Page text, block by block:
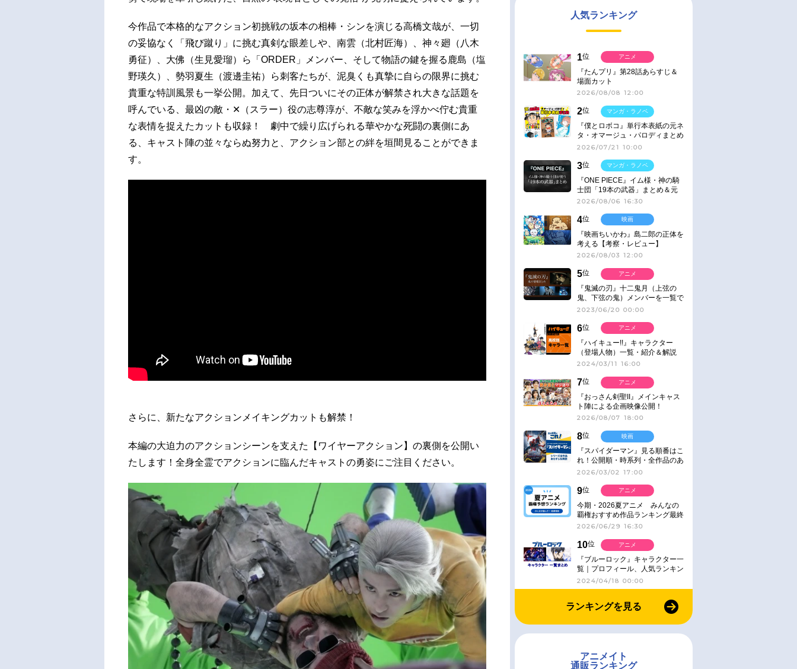
今作品で本格的なアクション初挑戦の坂本の相棒・シンを演じる高橋文哉が、一切
の妥協なく「飛び蹴り」に挑む真剣な眼差しや、南雲（北村匠海）、神々廻（八木
勇征）、大佛（生見愛瑠）ら「ORDER」メンバー、そして物語の鍵を握る鹿島（塩
野瑛久）、勢羽夏生（渡邊圭祐）ら刺客たちが、泥臭くも真摯に自らの限界に挑む
貴重な特訓風景も一挙公開。加えて、先日ついにその正体が解禁され大きな話題を
呼んでいる、最凶の敵・✕（スラー）役の志尊淳が、不敵な笑みを浮かべ佇む貴重
な表情を捉えたカットも収録！ 劇中で繰り広げられる華やかな死闘の裏側にあ
る、キャスト陣の並々ならぬ努力と、アクション部との絆を垣間見ることができま
す。
さらに、新たなアクションメイキングカットも解禁！
本編の大迫力のアクションシーンを支えた【ワイヤーアクション】の裏側を公開い
たします！全身全霊でアクションに臨んだキャストの勇姿にご注目ください。
人気ランキング
1位
『たんプリ』第28話あらすじ＆
場面カット
2026/08/08 12:00
アニメ
2位
『僕とロボコ』単行本表紙の元ネ
タ・オマージュ・パロディまとめ
2026/07/21 10:00
マンガ・ラノベ
3位
『ONE PIECE』イム様・神の騎
士団「19本の武器」まとめ＆元
ネタ
2026/08/06 16:30
マンガ・ラノベ
4位
『映画ちいかわ』島二郎の正体を
考える【考察・レビュー】
2026/08/03 12:00
映画
5位
『鬼滅の刃』十二鬼月（上弦の
鬼、下弦の鬼）メンバーを一覧で
紹介＆解説（登場鬼の情報まと
2023/06/20 00:00
アニメ
6位
『ハイキュー!!』キャラクター
（登場人物）一覧・紹介＆解説
2024/03/11 16:00
アニメ
7位
『おっさん剣聖II』メインキャス
ト陣による企画映像公開！
2026/08/07 18:00
アニメ
8位
『スパイダーマン』見る順番はこ
れ！公開順・時系列・全作品のあ
らすじをまとめました
2026/03/02 17:00
映画
9位
今期・2026夏アニメ みんなの
覇権おすすめ作品ランキング最終
結果発表！
2026/06/29 16:30
アニメ
10位
『ブルーロック』キャラクター一
覧｜プロフィール、人気ランキン
グ、キャラソン、診断など気にな
る情報まとめ
2024/04/18 00:00
アニメ
ランキングを見る
アニメイト
通販ランキング